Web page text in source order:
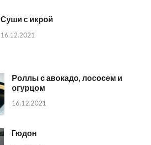
Суши с икрой
16.12.2021
Роллы с авокадо, лососем и
огурцом
16.12.2021
Гюдон